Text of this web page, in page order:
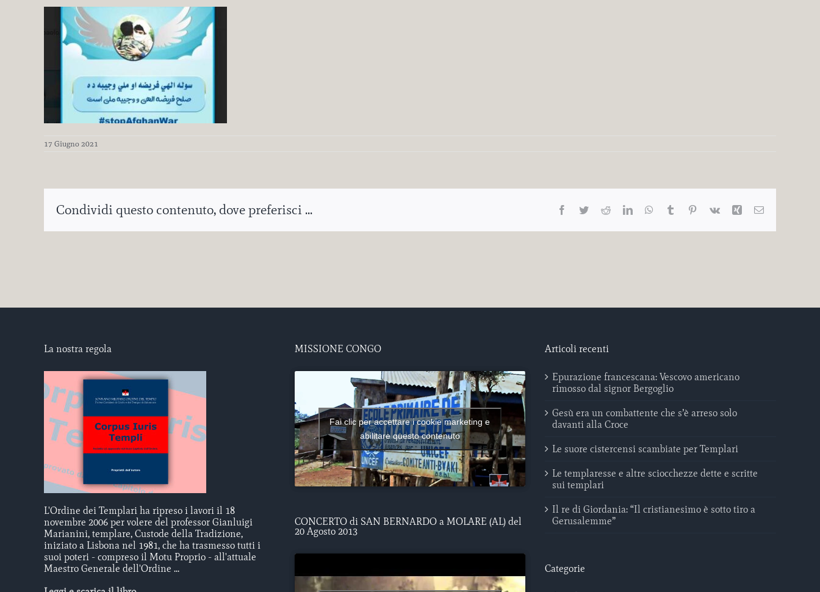
17 Giugno 2021
Condividi questo contenuto, dove preferisci ... Facebook
TwitterRedditLinkedInWhatsApp
Tumblr Pinterest
Vk Xing Email
La nostra regola
L'Ordine dei Templari ha ripreso i lavori il 18
novembre 2006 per volere del professor Gianluigi
Marianini, templare, Custode della Tradizione,
iniziato a Lisbona nel 1981, che ha trasmesso tutti i
suoi poteri - compreso il Motu Proprio - all'attuale
Maestro Generale dell'Ordine ...
MISSIONE CONGO
Fai clic per accettare i cookie marketing e
abilitare questo contenuto
CONCERTO di SAN BERNARDO a MOLARE (AL) del
20 Agosto 2013
Articoli recenti
Epurazione francescana: Vescovo americano
rimosso dal signor Bergoglio
Gesù era un combattente che s’è arreso solo
davanti alla Croce
Le suore cistercensi scambiate per Templari
Le templaresse e altre sciocchezze dette e scritte
sui templari
Il re di Giordania: “Il cristianesimo è sotto tiro a
Gerusalemme”
Categorie